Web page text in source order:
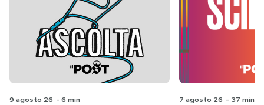
9 agosto 26 - 6 min 7 agosto 26 - 37 min